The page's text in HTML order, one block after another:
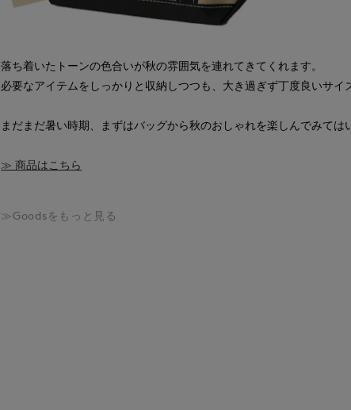
落ち着いたトーンの色合いが秋の雰囲気を連れてきてくれます。
必要なアイテムをしっかりと収納しつつも、大き過ぎず丁度良いサイ
まだまだ暑い時期、まずはバッグから秋のおしゃれを楽しんでみては
≫ 商品はこちら
≫Goodsをもっと見る